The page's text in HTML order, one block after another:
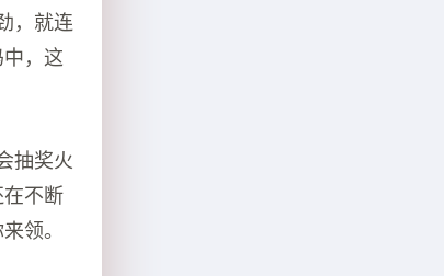
，就连
，这
抽奖火
不断
领。